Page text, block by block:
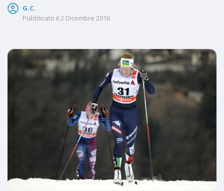
G.C.
Pubblicato il 2 Dicembre 2016